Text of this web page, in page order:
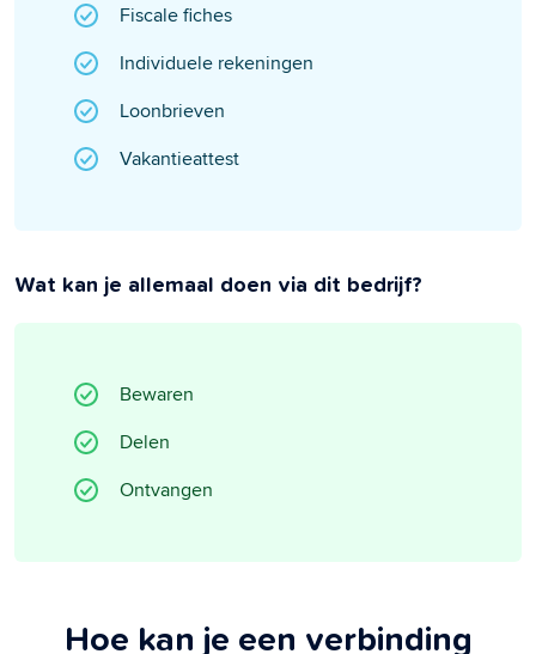
Fiscale fiches
Individuele rekeningen
Loonbrieven
Vakantieattest
Wat kan je allemaal doen via dit bedrijf?
Bewaren
Delen
Ontvangen
Hoe kan je een verbinding